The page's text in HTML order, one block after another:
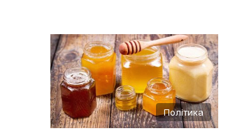
Політика